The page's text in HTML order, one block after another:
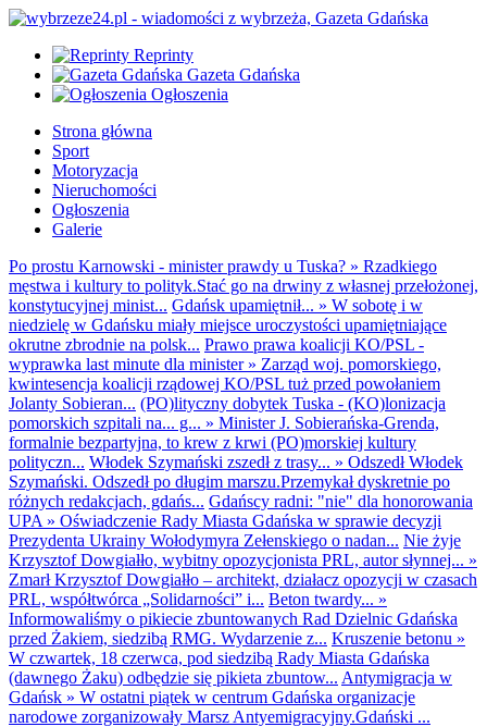
Reprinty
Gazeta Gdańska
Ogłoszenia
Strona główna
Sport
Motoryzacja
Nieruchomości
Ogłoszenia
Galerie
Po prostu Karnowski - minister prawdy u Tuska? » Rzadkiego
męstwa i kultury to polityk.Stać go na drwiny z własnej przełożonej,
konstytucyjnej minist... Gdańsk upamiętnił... » W sobotę i w
niedzielę w Gdańsku miały miejsce uroczystości upamiętniające
okrutne zbrodnie na polsk... Prawo prawa koalicji KO/PSL -
wyprawka last minute dla minister» Zarząd woj. pomorskiego,
kwintesencja koalicji rządowej KO/PSL tuż przed powołaniem
Jolanty Sobieran... (PO)lityczny dobytek Tuska - (KO)lonizacja
pomorskich szpitali na... g... » Minister J. Sobierańska-Grenda,
formalnie bezpartyjna, to krew z krwi (PO)morskiej kultury
polityczn... Włodek Szymański zszedł z trasy... » Odszedł Włodek
Szymański. Odszedł po długim marszu.Przemykał dyskretnie po
różnych redakcjach, gdańs... Gdańscy radni: "nie" dla honorowania
UPA » Oświadczenie Rady Miasta Gdańska w sprawie decyzji
Prezydenta Ukrainy Wołodymyra Zełenskiego o nadan... Nie żyje
Krzysztof Dowgiałło, wybitny opozycjonista PRL, autor słynnej... »
Zmarł Krzysztof Dowgiałło – architekt, działacz opozycji w czasach
PRL, współtwórca „Solidarności” i... Beton twardy... »
Informowaliśmy o pikiecie zbuntowanych Rad Dzielnic Gdańska
przed Żakiem, siedzibą RMG. Wydarzenie z... Kruszenie betonu »
W czwartek, 18 czerwca, pod siedzibą Rady Miasta Gdańska
(dawnego Żaku) odbędzie się pikieta zbuntow... Antymigracja w
Gdańsk » W ostatni piątek w centrum Gdańska organizacje
narodowe zorganizowały Marsz Antyemigracyjny.Gdański ...